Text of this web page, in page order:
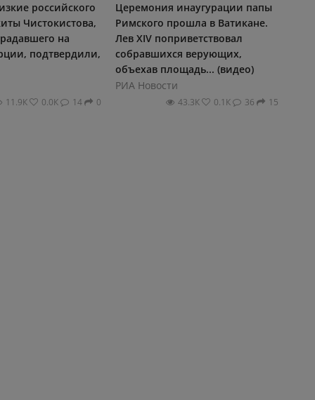
российского
Чистокистова,
на
подтвердили,
11.9К 0.0К 14 0
Церемония инаугурации папы
Римского прошла в Ватикане.
Лев XIV поприветствовал
собравшихся верующих,
объехав площадь... (видео)
РИА Новости
43.3К 0.1К 36 15